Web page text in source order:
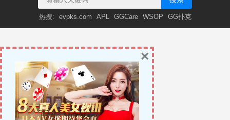
热搜: evpks.com APL GGCare WSOP GG扑克
×